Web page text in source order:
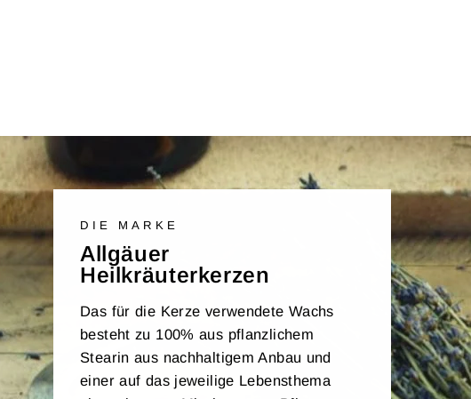
DIE MARKE
Allgäuer
Heilkräuterkerzen
Das für die Kerze verwendete Wachs
besteht zu 100% aus pflanzlichem
Stearin aus nachhaltigem Anbau und
einer auf das jeweilige Lebensthema